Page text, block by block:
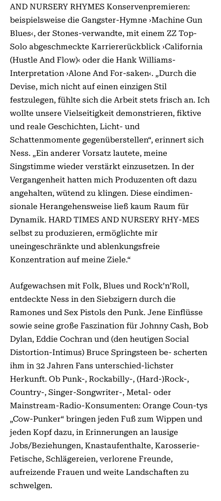
AND NURSERY RHYMES Konserven­premieren:
beispielsweise die Gangster-Hymne ›Machine Gun
Blues‹, der Stones-verwandte, mit einem ZZ Top-
Solo abgeschmeckte Karriere­rückblick ›California
(Hustle And Flow)‹ oder die Hank Williams-
Interpretation ›Alone And For-saken‹. „Durch die
Devise, mich nicht auf einen einzigen Stil
festzulegen, fühlte sich die Arbeit stets frisch an. Ich
wollte unsere Vielseitigkeit demonstrieren, fiktive
und reale Geschichten, Licht- und
Schattenmomente gegenüberstellen“, erinnert sich
Ness. „Ein anderer Vorsatz lautete, meine
Singstimme wieder verstärkt einzusetzen. In der
Vergangenheit hatten mich Produzenten oft dazu
angehalten, wütend zu klingen. Diese eindimen-
sionale Herangehensweise ließ kaum Raum für
Dynamik. HARD TIMES AND NURSERY RHY-MES
selbst zu produzieren, ermöglichte mir
uneingeschränkte und ablenkungsfreie
Konzentration auf meine Ziele.“
Aufgewachsen mit Folk, Blues und Rock’n’Roll,
entdeckte Ness in den Siebzigern durch die
Ramones und Sex Pistols den Punk. Jene Einflüsse
sowie seine große Faszination für Johnny Cash, Bob
Dylan, Eddie Cochran und (den heutigen Social
Distortion-Intimus) Bruce Springsteen be- scherten
ihm in 32 Jahren Fans unterschied-lichster
Herkunft. Ob Punk-, Rockabilly-, (Hard-)Rock-,
Country-, Singer-Songwriter-, Metal- oder
Mainstream-Radio-Konsumenten: Orange Coun-tys
„Cow-Punker“ bringen jeden Fuß zum Wippen und
jeden Kopf dazu, in Erinnerungen an lausige
Jobs/Beziehungen, Knastaufenthalte, Karosserie-
Fetische, Schlägereien, verlorene Freunde,
aufreizende Frauen und weite Landschaften zu
schwelgen.